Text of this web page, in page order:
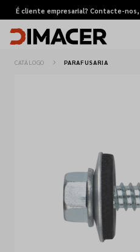
É cliente empresarial? Contacte-
Pedidos de cotação
CATÁLOGO PARAFUSARIA